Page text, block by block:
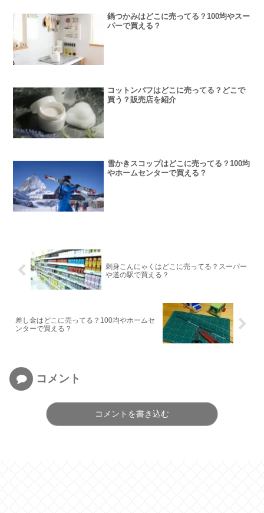
鍋つかみはどこに売ってる？100均やスー
パーで買える？
コットンパフはどこに売ってる？どこで
買う？販売店を紹介
雪かきスコップはどこに売ってる？100均
やホームセンターで買える？
刺身こんにゃくはどこに売ってる？スーパー
や道の駅で買える？
差し金はどこに売ってる？100均やホームセ
ンターで買える？
コメント
コメントを書き込む